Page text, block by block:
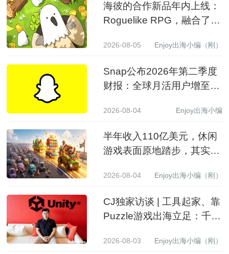
海彼的合作新品年内上线：
Roguelike RPG，融合了
2026-08-05 Enjoy出海小编（刚）
Snap公布2026年第二季度
财报：全球月活用户增至
至15.99亿美元
2026-08-04 Enjoy出海小编
半年收入110亿美元，休闲
游戏表面原地踏步，其实已
2026-08-04 Enjoy出海小编（刚）
CJ独家访谈 | 工具起家、靠
Puzzle游戏出海立足：千万
2026-08-03 Enjoy出海小编（刚）